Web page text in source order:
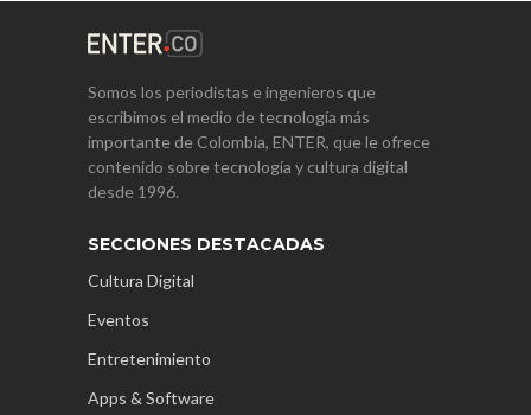
Somos los periodistas e ingenieros que
escribimos el medio de tecnología más
importante de Colombia, ENTER, que le ofrece
contenido sobre tecnología y cultura digital
desde 1996.
SECCIONES DESTACADAS
Cultura Digital
Eventos
Entretenimiento
Apps & Software